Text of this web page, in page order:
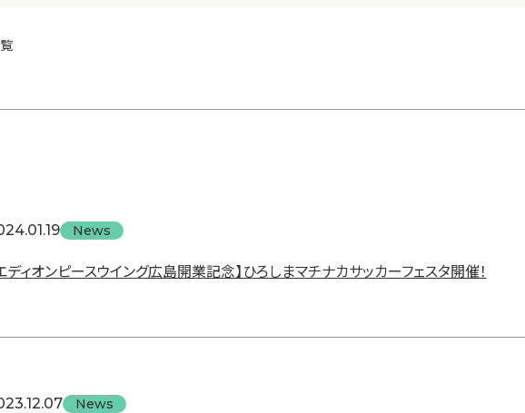
News
ディオンピースウイング広島開業記念】ひろしまマチナカサッカーフェスタ開催！
News